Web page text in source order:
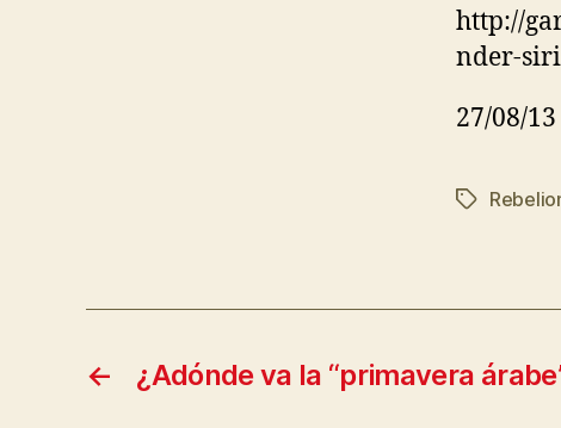
http://
nder-
27/08/13
Etiquetas
← ¿Adónde va la “primavera